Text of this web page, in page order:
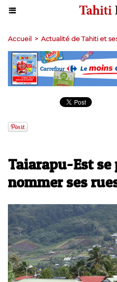
Accueil > Actualité de Tahiti et
Taiarapu-Est se
nommer ses